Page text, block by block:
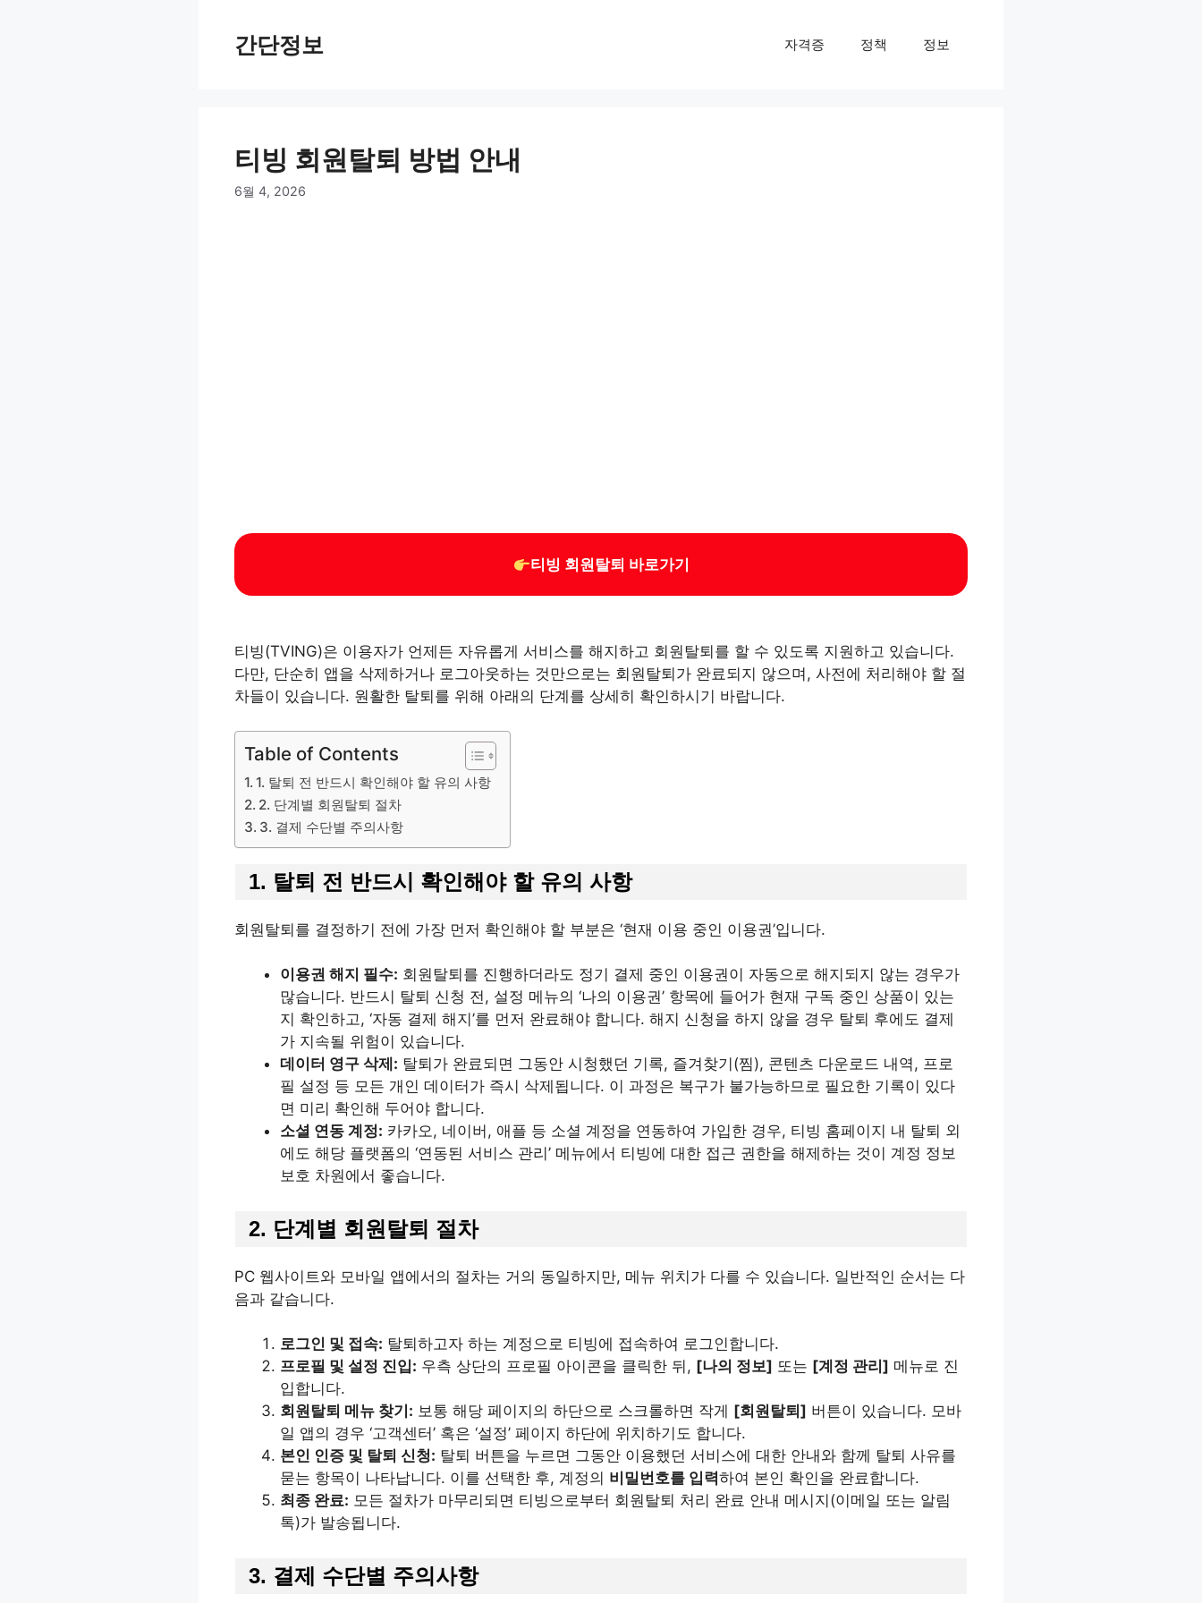
간단정보 자격증 정책 정보
티빙 회원탈퇴 방법 안내
6월 4, 2026
티빙 회원탈퇴 바로가기
티빙(TVING)은 이용자가 언제든 자유롭게 서비스를 해지하고 회원탈퇴를 할 수 있도록 지원하고 있습니다.
다만, 단순히 앱을 삭제하거나 로그아웃하는 것만으로는 회원탈퇴가 완료되지 않으며, 사전에 처리해야 할 절
차들이 있습니다. 원활한 탈퇴를 위해 아래의 단계를 상세히 확인하시기 바랍니다.
Table of Contents
1. 탈퇴 전 반드시 확인해야 할 유의 사항
2. 단계별 회원탈퇴 절차
3. 결제 수단별 주의사항
1. 탈퇴 전 반드시 확인해야 할 유의 사항
회원탈퇴를 결정하기 전에 가장 먼저 확인해야 할 부분은 ‘현재 이용 중인 이용권’입니다.
이용권 해지 필수: 회원탈퇴를 진행하더라도 정기 결제 중인 이용권이 자동으로 해지되지 않는 경우가
많습니다. 반드시 탈퇴 신청 전, 설정 메뉴의 ‘나의 이용권’ 항목에 들어가 현재 구독 중인 상품이 있는
지 확인하고, ‘자동 결제 해지’를 먼저 완료해야 합니다. 해지 신청을 하지 않을 경우 탈퇴 후에도 결제
가 지속될 위험이 있습니다.
데이터 영구 삭제: 탈퇴가 완료되면 그동안 시청했던 기록, 즐겨찾기(찜), 콘텐츠 다운로드 내역, 프로
필 설정 등 모든 개인 데이터가 즉시 삭제됩니다. 이 과정은 복구가 불가능하므로 필요한 기록이 있다
면 미리 확인해 두어야 합니다.
소셜 연동 계정: 카카오, 네이버, 애플 등 소셜 계정을 연동하여 가입한 경우, 티빙 홈페이지 내 탈퇴 외
에도 해당 플랫폼의 ‘연동된 서비스 관리’ 메뉴에서 티빙에 대한 접근 권한을 해제하는 것이 계정 정보
보호 차원에서 좋습니다.
2. 단계별 회원탈퇴 절차
PC 웹사이트와 모바일 앱에서의 절차는 거의 동일하지만, 메뉴 위치가 다를 수 있습니다. 일반적인 순서는 다
음과 같습니다.
로그인 및 접속: 탈퇴하고자 하는 계정으로 티빙에 접속하여 로그인합니다.
프로필 및 설정 진입: 우측 상단의 프로필 아이콘을 클릭한 뒤, [나의 정보] 또는 [계정 관리] 메뉴로 진
입합니다.
회원탈퇴 메뉴 찾기: 보통 해당 페이지의 하단으로 스크롤하면 작게 [회원탈퇴] 버튼이 있습니다. 모바
일 앱의 경우 ‘고객센터’ 혹은 ‘설정’ 페이지 하단에 위치하기도 합니다.
본인 인증 및 탈퇴 신청: 탈퇴 버튼을 누르면 그동안 이용했던 서비스에 대한 안내와 함께 탈퇴 사유를
묻는 항목이 나타납니다. 이를 선택한 후, 계정의 비밀번호를 입력하여 본인 확인을 완료합니다.
최종 완료: 모든 절차가 마무리되면 티빙으로부터 회원탈퇴 처리 완료 안내 메시지(이메일 또는 알림
톡)가 발송됩니다.
3. 결제 수단별 주의사항